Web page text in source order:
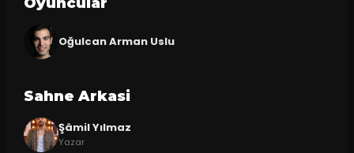
Oğulcan Arman Uslu
Sahne Arkasi
Şâmil Yılmaz
Yazar